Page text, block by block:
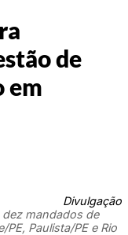
de
em
Divulgação
dez mandados de
PE, Paulista/PE e Rio